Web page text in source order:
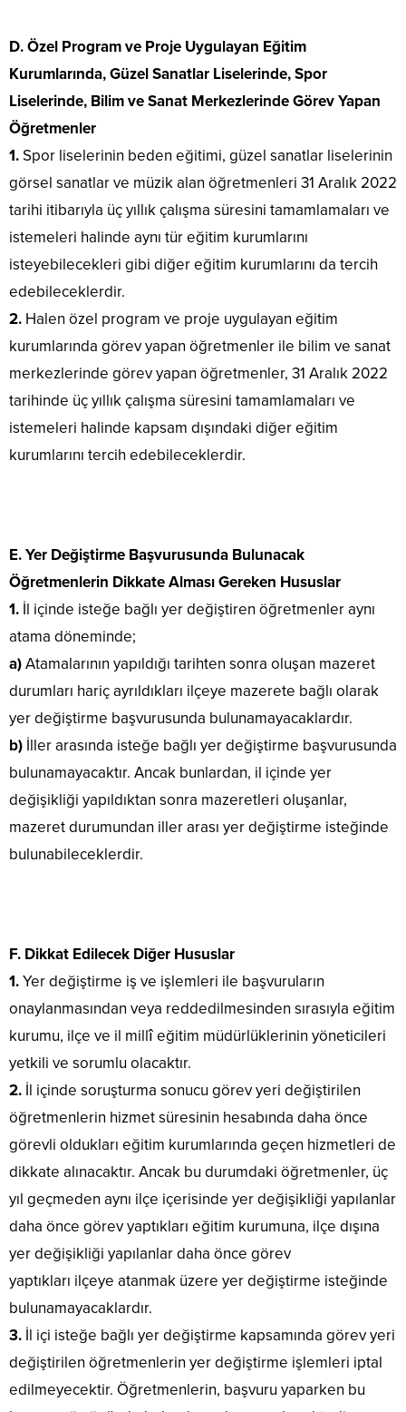
D. Özel Program ve Proje Uygulayan Eğitim
Kurumlarında, Güzel Sanatlar Liselerinde, Spor
Liselerinde, Bilim ve Sanat Merkezlerinde Görev Yapan
Öğretmenler
1.Spor liselerinin beden eğitimi, güzel sanatlar liselerinin
görsel sanatlar ve müzik alan öğretmenleri 31 Aralık 2022
tarihi itibarıyla üç yıllık çalışma süresini tamamlamaları ve
istemeleri halinde aynı tür eğitim kurumlarını
isteyebilecekleri gibi diğer eğitim kurumlarını da tercih
edebileceklerdir.
2. Halen özel program ve proje uygulayan eğitim
kurumlarında görev yapan öğretmenler ile bilim ve sanat
merkezlerinde görev yapan öğretmenler, 31 Aralık 2022
tarihinde üç yıllık çalışma süresini tamamlamaları ve
istemeleri halinde kapsam dışındaki diğer eğitim
kurumlarını tercih edebileceklerdir.
E. Yer Değiştirme Başvurusunda Bulunacak
Öğretmenlerin Dikkate Alması Gereken Hususlar
1. İl içinde isteğe bağlı yer değiştiren öğretmenler aynı
atama döneminde;
a)Atamalarının yapıldığı tarihten sonra oluşan mazeret
durumları hariç ayrıldıkları ilçeye mazerete bağlı olarak
yer değiştirme başvurusunda bulunamayacaklardır.
b) İller arasında isteğe bağlı yer değiştirme başvurusunda
bulunamayacaktır. Ancak bunlardan, il içinde yer
değişikliği yapıldıktan sonra mazeretleri oluşanlar,
mazeret durumundan iller arası yer değiştirme isteğinde
bulunabileceklerdir.
F. Dikkat Edilecek Diğer Hususlar
1.Yer değiştirme iş ve işlemleri ile başvuruların
onaylanmasından veya reddedilmesinden sırasıyla eğitim
kurumu, ilçe ve il millî eğitim müdürlüklerinin yöneticileri
yetkili ve sorumlu olacaktır.
2. İl içinde soruşturma sonucu görev yeri değiştirilen
öğretmenlerin hizmet süresinin hesabında daha önce
görevli oldukları eğitim kurumlarında geçen hizmetleri de
dikkate alınacaktır. Ancak bu durumdaki öğretmenler, üç
yıl geçmeden aynı ilçe içerisinde yer değişikliği yapılanlar
daha önce görev yaptıkları eğitim kurumuna, ilçe dışına
yer değişikliği yapılanlar daha önce görev
yaptıkları ilçeye atanmak üzere yer değiştirme isteğinde
bulunamayacaklardır.
3. İl içi isteğe bağlı yer değiştirme kapsamında görev yeri
değiştirilen öğretmenlerin yer değiştirme işlemleri iptal
edilmeyecektir. Öğretmenlerin, başvuru yaparken bu